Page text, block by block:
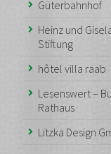
Güterbahnhof
Heinz und
Stiftung
hôtel villa raab
Lesenswert –
Rathaus
Litzka Design